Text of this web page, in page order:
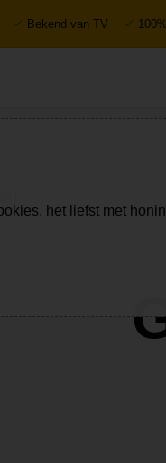
Bekend van TV
het liefst met